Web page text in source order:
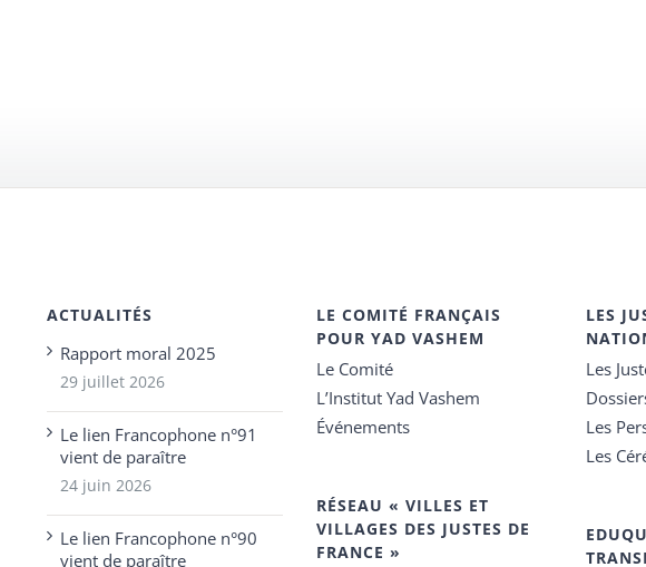
ACTUALITÉS
Rapport moral 2025
29 juillet 2026
Le lien Francophone n°91
vient de paraître
24 juin 2026
Le lien Francophone n°90
vient de paraître
LE COMITÉ FRANÇAIS
POUR YAD VASHEM
Le Comité
L’Institut Yad Vashem
Événements
RÉSEAU « VILLES ET
VILLAGES DES JUSTES DE
FRANCE »
LES
Les
Les
Les